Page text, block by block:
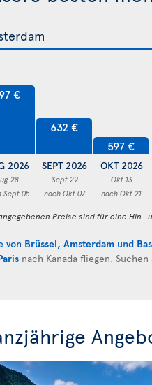
€
2026
28
Sept 05
632 €
SEPT 2026
Sept 29
nach Okt 07
597 €
OKT 2026
Okt 13
nach Okt 21
Preise sind für eine Hin-
von Brüssel, Amsterdam und
nach Kanada fliegen.